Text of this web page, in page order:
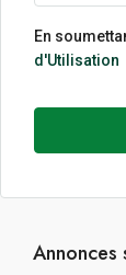
En
d'Utilisation
Annonces
176€